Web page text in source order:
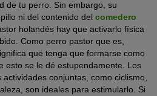
de tu perro. Sin embargo, su
ni del contenido del comedero
holandés hay que activarlo física
Como perro pastor que es,
que tenga que formarse como
esto se le dé estupendamente. Los
actividades conjuntas, como ciclismo,
son ideales para estimularlo. Si